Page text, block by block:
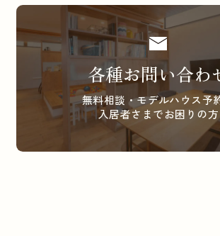
各種お問い合わ
無料相談・モデルハウス予
入居者さまでお困りの方